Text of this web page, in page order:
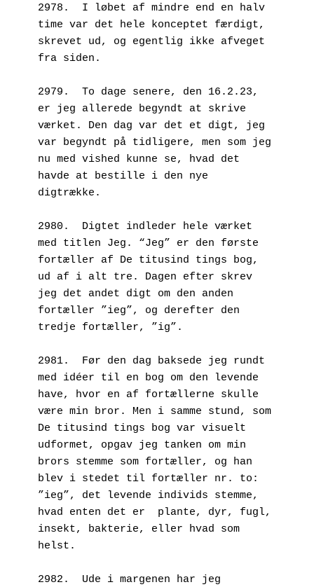
2978.  I løbet af mindre end en halv
time var det hele konceptet færdigt,
skrevet ud, og egentlig ikke afveget
fra siden.
2979.  To dage senere, den 16.2.23,
er jeg allerede begyndt at skrive
værket. Den dag var det et digt, jeg
var begyndt på tidligere, men som jeg
nu med vished kunne se, hvad det
havde at bestille i den nye
digtrække.
2980.  Digtet indleder hele værket
med titlen Jeg. “Jeg” er den første
fortæller af De titusind tings bog,
ud af i alt tre. Dagen efter skrev
jeg det andet digt om den anden
fortæller ”ieg”, og derefter den
tredje fortæller, ”ig”.
2981.  Før den dag baksede jeg rundt
med idéer til en bog om den levende
have, hvor en af fortællerne skulle
være min bror. Men i samme stund, som
De titusind tings bog var visuelt
udformet, opgav jeg tanken om min
brors stemme som fortæller, og han
blev i stedet til fortæller nr. to:
”ieg”, det levende individs stemme,
hvad enten det er  plante, dyr, fugl,
insekt, bakterie, eller hvad som
helst.
2982.  Ude i margenen har jeg